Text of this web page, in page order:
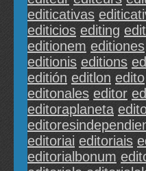
editicativas
editicios editing
editionem editiones
editionis editions
editión editlon edito
editonales editor
editoraplaneta
editoriai editoriais
editorialbonum